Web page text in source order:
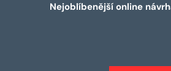
Nejoblíbenější online